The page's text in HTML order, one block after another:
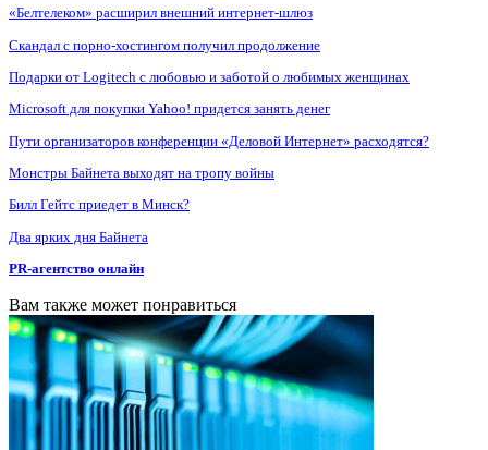
«Белтелеком» расширил внешний интернет-шлюз
Скандал с порно-хостингом получил продолжение
Подарки от Logitech с любовью и заботой о любимых женщинах
Microsoft для покупки Yahoo! придется занять денег
Пути организаторов конференции «Деловой Интернет» расходятся?
Монстры Байнета выходят на тропу войны
Билл Гейтс приедет в Минск?
Два ярких дня Байнета
PR-агентство онлайн
Вам также может понравиться